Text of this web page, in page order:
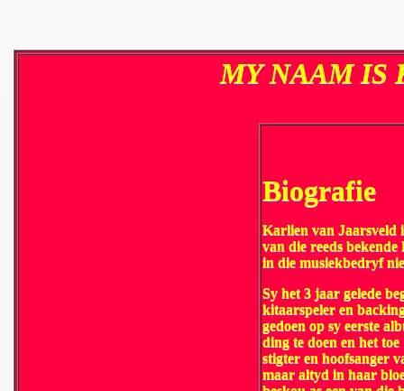
MY NAAM IS
Biografie
Karlien van Jaarsveld
van die reeds
in die musiekbedryf
Sy het 3 jaar gelede
kitaarspeler en
gedoen op sy eerste
ding te doen en het
stigter en hoofsanger
maar altyd in haar